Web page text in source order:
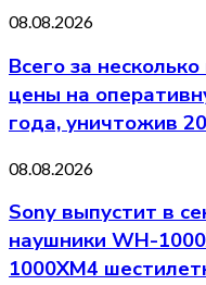
08.08.2026
Всего за
цены на
года, уничтожив
08.08.2026
Sony выпустит в
наушники WH-
1000XM4